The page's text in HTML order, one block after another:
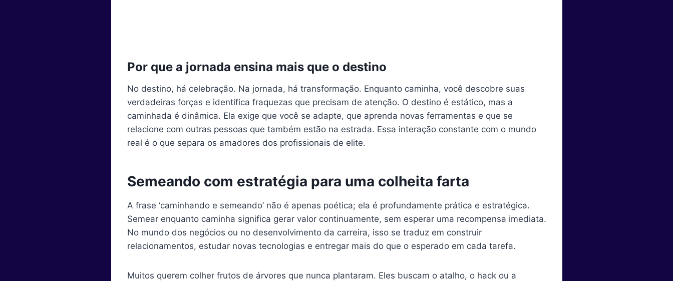
Por que a jornada ensina mais que o destino
No destino, há celebração. Na jornada, há transformação. Enquanto caminha, você descobre suas
verdadeiras forças e identifica fraquezas que precisam de atenção. O destino é estático, mas a
caminhada é dinâmica. Ela exige que você se adapte, que aprenda novas ferramentas e que se
relacione com outras pessoas que também estão na estrada. Essa interação constante com o mundo
real é o que separa os amadores dos profissionais de elite.
Semeando com estratégia para uma colheita farta
A frase ‘caminhando e semeando’ não é apenas poética; ela é profundamente prática e estratégica.
Semear enquanto caminha significa gerar valor continuamente, sem esperar uma recompensa imediata.
No mundo dos negócios ou no desenvolvimento da carreira, isso se traduz em construir
relacionamentos, estudar novas tecnologias e entregar mais do que o esperado em cada tarefa.
Muitos querem colher frutos de árvores que nunca plantaram. Eles buscam o atalho, o hack ou a